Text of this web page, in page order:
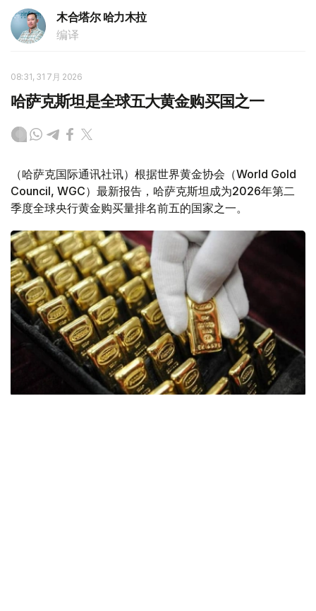
木合塔尔 哈力木拉
编译
08:31, 31 7月 2026
哈萨克斯坦是全球五大黄金购买国之一
（哈萨克国际通讯社讯）根据世界黄金协会（World Gold
Council, WGC）最新报告，哈萨克斯坦成为2026年第二
季度全球央行黄金购买量排名前五的国家之一。